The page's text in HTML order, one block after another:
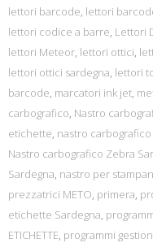
lettori barcode, lettori
lettori codice a barre, Lettori
lettori Meteor, lettori ottici,
lettori ottici sardegna, lettori
barcode, marcatori ink jet,
carbografico, Nastro
etichette, nastro
Nastro carbografico Zebra
Sardegna, nastro per
prezzatrici METO, primera,
etichette Sardegna,
ETICHETTE, programmi